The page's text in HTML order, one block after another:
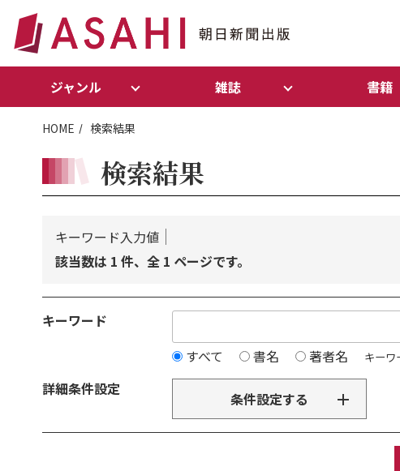
ジャンル 雑誌 書籍
HOME 検索結果
検索結果
キーワード入力値
該当数は 1 件、全 1 ページです。
キーワード
すべて
書名 著者名 キーワ
詳細条件設定
条件設定する